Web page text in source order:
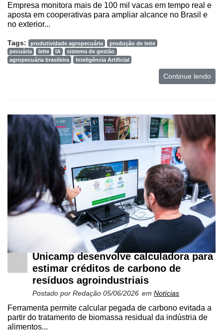
Empresa monitora mais de 100 mil vacas em tempo real e
aposta em cooperativas para ampliar alcance no Brasil e
no exterior...
Tags: produtividade agropecuária
produção de leite
pecuária
leite IA
sistema de gestão
agropecuária brasileira
Inteligência Artificial
Continue lendo
Unicamp desenvolve calculadora para
estimar créditos de carbono de
resíduos agroindustriais
Postado por Redação 05/06/2026 em Notícias
Ferramenta permite calcular pegada de carbono evitada a
partir do tratamento de biomassa residual da indústria de
alimentos...